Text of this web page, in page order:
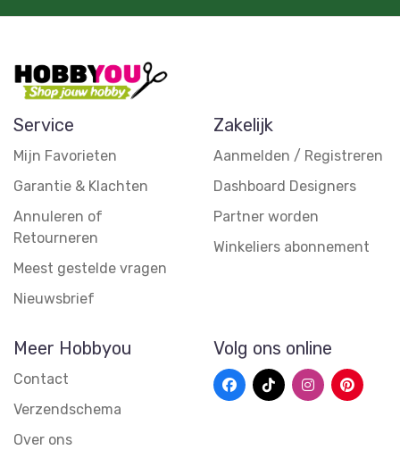
Service
Mijn Favorieten
Garantie & Klachten
Annuleren of
Retourneren
Meest gestelde vragen
Nieuwsbrief
Zakelijk
Aanmelden / Registreren
Dashboard Designers
Partner worden
Winkeliers abonnement
Meer Hobbyou
Contact
Verzendschema
Over ons
Volg ons online